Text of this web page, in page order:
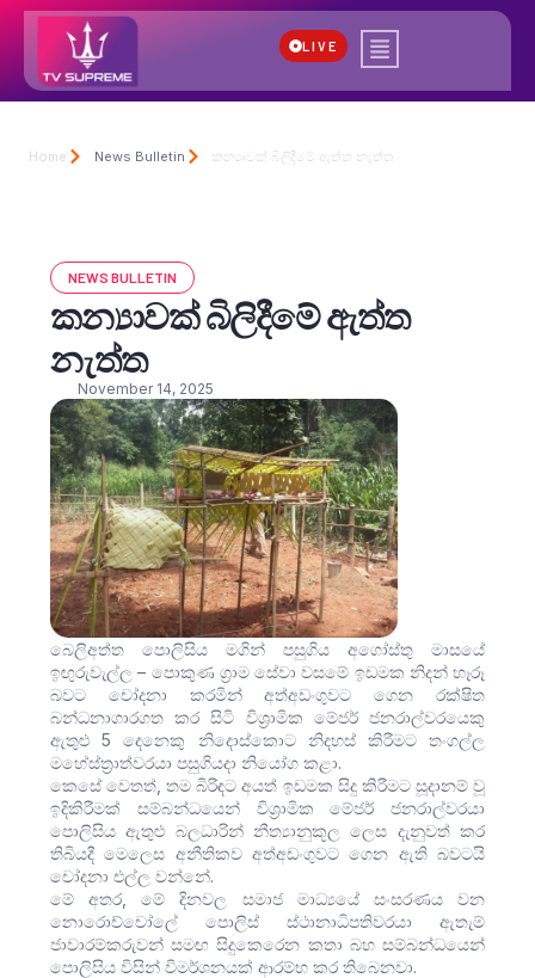
LIVE
Home News Bulletin කන්‍යාවක් බිලිදීමේ ඇත්ත නැත්ත
NEWS BULLETIN
කන්‍යාවක් බිලිදීමේ ඇත්ත
නැත්ත
November 14, 2025
බෙලිඅත්ත පොලිසිය මගින් පසුගිය අගෝස්තු මාසයේ
ඉඟුරුවැල්ල – පොකුණ ග්‍රාම සේවා වසමේ ඉඩමක නිදන් හෑරූ
බවට චෝදනා කරමින් අත්අඩංගුවට ගෙන රක්ෂිත
බන්ධනාගාරගත කර සිටි විශ්‍රාමික මේජර් ජනරාල්වරයෙකු
ඇතුළු 5 දෙනෙකු නිදොස්කොට නිදහස් කිරීමට තංගල්ල
මහේස්ත්‍රාත්වරයා පසුගියදා නියෝග කළා.
කෙසේ වෙතත්, තම බිරිඳට අයත් ඉඩමක සිදු කිරීමට සූදානම් වූ
ඉදිකිරීමක් සම්බන්ධයෙන් විශ්‍රාමික මේජර් ජනරාල්වරයා
පොලිසිය ඇතුළු බලධාරින් නීත්‍යානුකූල ලෙස දැනුවත් කර
තිබියදී මෙලෙස අනීතිකව අත්අඩංගුවට ගෙන ඇති බවටයි
චෝදනා එල්ල වන්නේ.
මේ අතර, මේ දිනවල සමාජ මාධ්‍යයේ සංසරණය වන
නොරොච්චෝලේ පොලිස් ස්ථානාධිපතිවරයා ඇතැම්
ජාවාරම්කරුවන් සමඟ සිදුකෙරෙන කතා බහ සම්බන්ධයෙන්
පොලිසිය විසින් විමර්ශනයක් ආරම්භ කර තිබෙනවා.